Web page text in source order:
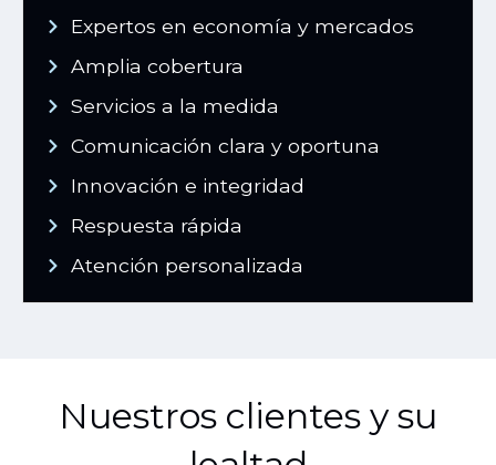
Expertos en economía y mercados
Amplia cobertura
Servicios a la medida
Comunicación clara y oportuna
Innovación e integridad
Respuesta rápida
Atención personalizada
Nuestros clientes y su